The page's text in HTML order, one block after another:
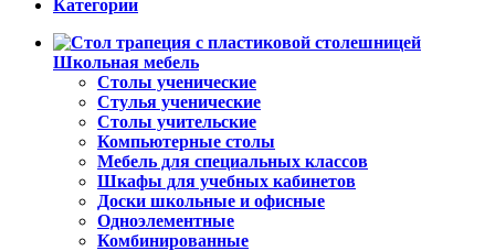
Категории
Школьная мебель
Столы ученические
Стулья ученические
Столы учительские
Компьютерные столы
Мебель для специальных классов
Шкафы для учебных кабинетов
Доски школьные и офисные
Одноэлементные
Комбинированные